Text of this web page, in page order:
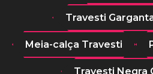
Travesti
Meia-calça Travesti
Travesti Negra